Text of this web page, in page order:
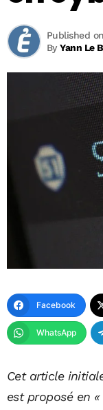
ByYann Le
Published
Facebook
WhatsApp
Cet article
est proposé en